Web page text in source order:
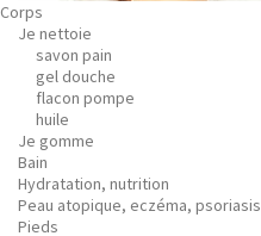
Corps
Je nettoie
savon pain
gel douche
flacon pompe
huile
Je gomme
Bain
Hydratation, nutrition
Peau atopique, eczéma, psoriasis
Pieds